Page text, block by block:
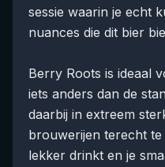
sessie waarin je echt
nuances die dit bier
Berry Roots is ideaal
iets anders dan de
daarbij in extreem
brouwerijen terecht
lekker drinkt en je